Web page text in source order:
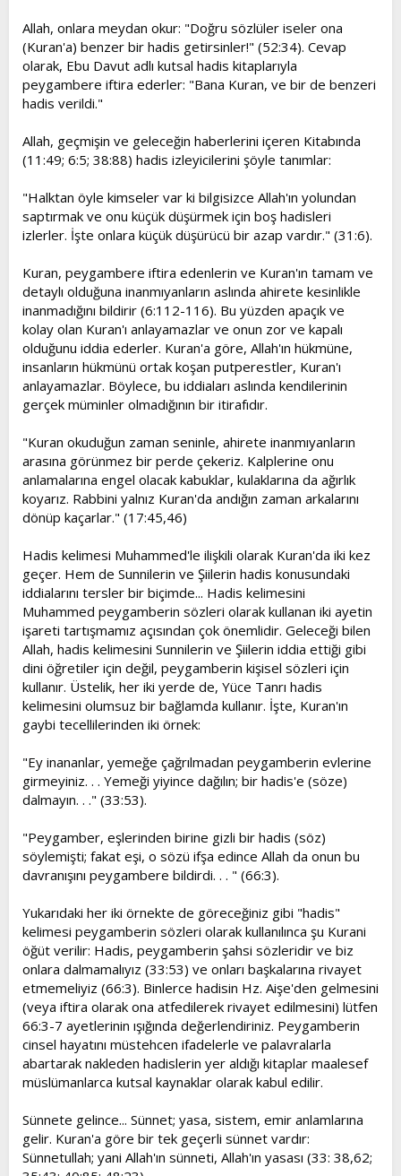
Allah, onlara meydan okur: "Doğru sözlüler iseler ona
(Kuran'a) benzer bir hadis getirsinler!" (52:34). Cevap
olarak, Ebu Davut adlı kutsal hadis kitaplarıyla
peygambere iftira ederler: "Bana Kuran, ve bir de benzeri
hadis verildi."
Allah, geçmişin ve geleceğin haberlerini içeren Kitabında
(11:49; 6:5; 38:88) hadis izleyicilerini şöyle tanımlar:
"Halktan öyle kimseler var ki bilgisizce Allah'ın yolundan
saptırmak ve onu küçük düşürmek için boş hadisleri
izlerler. İşte onlara küçük düşürücü bir azap vardır." (31:6).
Kuran, peygambere iftira edenlerin ve Kuran'ın tamam ve
detaylı olduğuna inanmıyanların aslında ahirete kesinlikle
inanmadığını bildirir (6:112-116). Bu yüzden apaçık ve
kolay olan Kuran'ı anlayamazlar ve onun zor ve kapalı
olduğunu iddia ederler. Kuran'a göre, Allah'ın hükmüne,
insanların hükmünü ortak koşan putperestler, Kuran'ı
anlayamazlar. Böylece, bu iddiaları aslında kendilerinin
gerçek müminler olmadığının bir itirafıdır.
"Kuran okuduğun zaman seninle, ahirete inanmıyanların
arasına görünmez bir perde çekeriz. Kalplerine onu
anlamalarına engel olacak kabuklar, kulaklarına da ağırlık
koyarız. Rabbini yalnız Kuran'da andığın zaman arkalarını
dönüp kaçarlar." (17:45,46)
Hadis kelimesi Muhammed'le ilişkili olarak Kuran'da iki kez
geçer. Hem de Sunnilerin ve Şiilerin hadis konusundaki
iddialarını tersler bir biçimde... Hadis kelimesini
Muhammed peygamberin sözleri olarak kullanan iki ayetin
işareti tartışmamız açısından çok önemlidir. Geleceği bilen
Allah, hadis kelimesini Sunnilerin ve Şiilerin iddia ettiği gibi
dini öğretiler için değil, peygamberin kişisel sözleri için
kullanır. Üstelik, her iki yerde de, Yüce Tanrı hadis
kelimesini olumsuz bir bağlamda kullanır. İşte, Kuran'ın
gaybi tecellilerinden iki örnek:
"Ey inananlar, yemeğe çağrılmadan peygamberin evlerine
girmeyiniz. . . Yemeği yiyince dağılın; bir hadis'e (söze)
dalmayın. . ." (33:53).
"Peygamber, eşlerinden birine gizli bir hadis (söz)
söylemişti; fakat eşi, o sözü ifşa edince Allah da onun bu
davranışını peygambere bildirdi. . . " (66:3).
Yukarıdaki her iki örnekte de göreceğiniz gibi "hadis"
kelimesi peygamberin sözleri olarak kullanılınca şu Kurani
öğüt verilir: Hadis, peygamberin şahsi sözleridir ve biz
onlara dalmamalıyız (33:53) ve onları başkalarına rivayet
etmemeliyiz (66:3). Binlerce hadisin Hz. Aişe'den gelmesini
(veya iftira olarak ona atfedilerek rivayet edilmesini) lütfen
66:3-7 ayetlerinin ışığında değerlendiriniz. Peygamberin
cinsel hayatını müstehcen ifadelerle ve palavralarla
abartarak nakleden hadislerin yer aldığı kitaplar maalesef
müslümanlarca kutsal kaynaklar olarak kabul edilir.
Sünnete gelince... Sünnet; yasa, sistem, emir anlamlarına
gelir. Kuran'a göre bir tek geçerli sünnet vardır:
Sünnetullah; yani Allah'ın sünneti, Allah'ın yasası (33: 38,62;